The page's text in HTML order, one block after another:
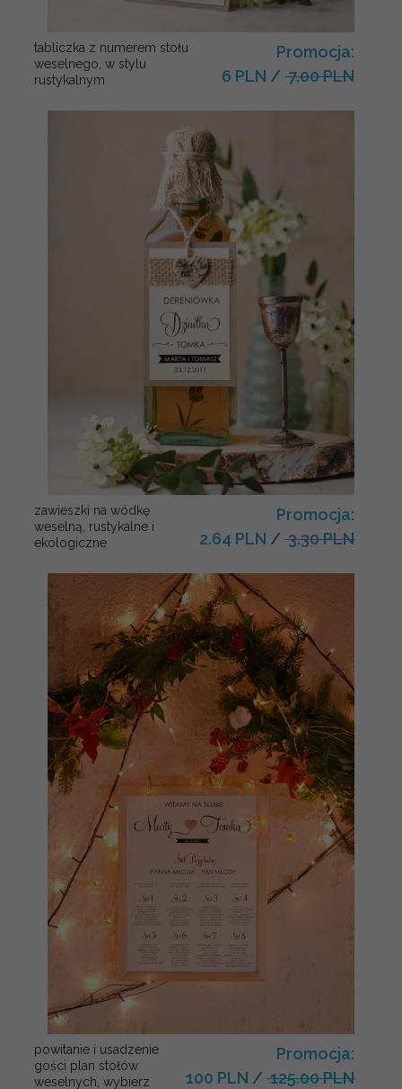
tabliczka z numerem stołu
weselnego, w stylu
rustykalnym
Promocja:
6 PLN / 7.00 PLN
zawieszki na wódkę
weselną, rustykalne i
ekologiczne
Promocja:
2.64 PLN / 3.30 PLN
powitanie i usadzenie
gości plan stołów
weselnych, wybierz
Promocja:
100 PLN / 125.00 PLN